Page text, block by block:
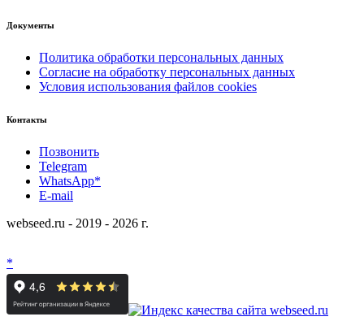
Документы
Политика обработки персональных данных
Согласие на обработку персональных данных
Условия использования файлов cookies
Контакты
Позвонить
Telegram
WhatsApp*
E-mail
webseed.ru - 2019 - 2026 г.
*